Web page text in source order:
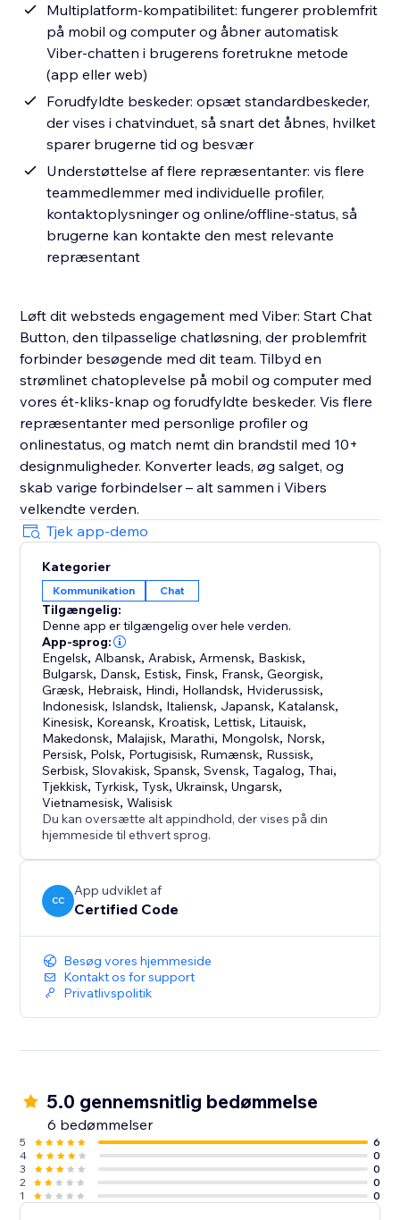
Multiplatform-kompatibilitet: fungerer problemfrit
på mobil og computer og åbner automatisk
Viber-chatten i brugerens foretrukne metode
(app eller web)
Forudfyldte beskeder: opsæt standardbeskeder,
der vises i chatvinduet, så snart det åbnes, hvilket
sparer brugerne tid og besvær
Understøttelse af flere repræsentanter: vis flere
teammedlemmer med individuelle profiler,
kontaktoplysninger og online/offline-status, så
brugerne kan kontakte den mest relevante
repræsentant
Løft dit websteds engagement med Viber: Start Chat
Button, den tilpasselige chatløsning, der problemfrit
forbinder besøgende med dit team. Tilbyd en
strømlinet chatoplevelse på mobil og computer med
vores ét-kliks-knap og forudfyldte beskeder. Vis flere
repræsentanter med personlige profiler og
onlinestatus, og match nemt din brandstil med 10+
designmuligheder. Konverter leads, øg salget, og
skab varige forbindelser – alt sammen i Vibers
velkendte verden.
Tjek app-demo
Kategorier
Kommunikation Chat
Tilgængelig:
Denne app er tilgængelig over hele verden.
App-sprog:
Engelsk, Albansk, Arabisk, Armensk, Baskisk,
Bulgarsk, Dansk, Estisk, Finsk, Fransk,Georgisk,
Græsk, Hebraisk, Hindi, Hollandsk, Hviderussisk,
Indonesisk, Islandsk, Italiensk, Japansk, Katalansk,
Kinesisk, Koreansk, Kroatisk, Lettisk, Litauisk,
Makedonsk, Malajisk, Marathi, Mongolsk, Norsk,
Persisk, Polsk, Portugisisk, Rumænsk, Russisk,
Serbisk,Slovakisk,Spansk,Svensk,Tagalog,Thai,
Tjekkisk,Tyrkisk,Tysk,Ukrainsk,Ungarsk,
Vietnamesisk,Walisisk
Du kan oversætte alt appindhold, der vises på din
hjemmeside til ethvert sprog.
CC
App udviklet af
Certified Code
Besøg vores hjemmeside
Kontakt os for support
Privatlivspolitik
5.0 gennemsnitlig bedømmelse
6 bedømmelser
5
6
4
0
3
0
2
0
1
0